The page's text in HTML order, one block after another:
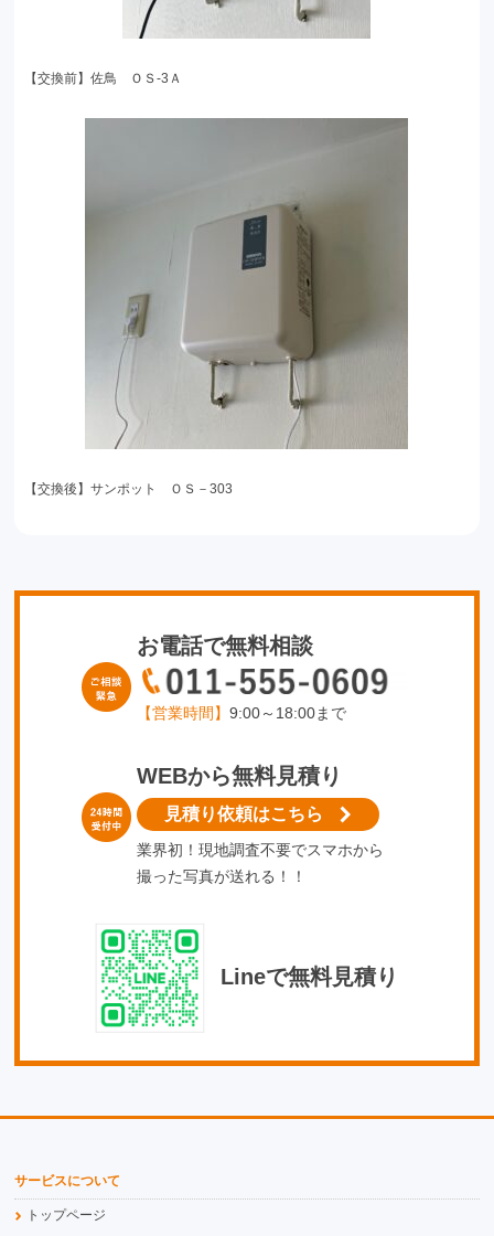
【交換前】佐鳥 ＯＳ-3Ａ
【交換後】サンポット ＯＳ－303
お電話で無料相談
【営業時間】 9:00～18:00まで
WEBから無料見積り
見積り依頼はこちら
業界初！現地調査不要でスマホから
撮った写真が送れる！！
Lineで無料見積り
サービスについて
トップページ